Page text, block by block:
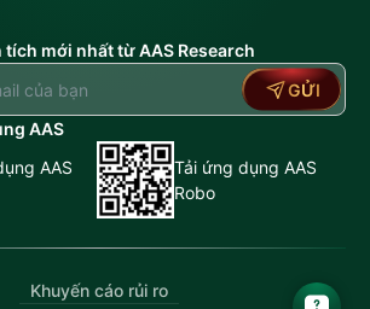
tích mới nhất từ AAS Research
GỬI
AAS
AAS
Tải ứng dụng AAS
Robo
Khuyến cáo rủi ro